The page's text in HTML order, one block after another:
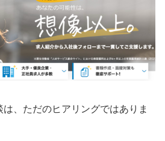
、ただのヒアリングではありま